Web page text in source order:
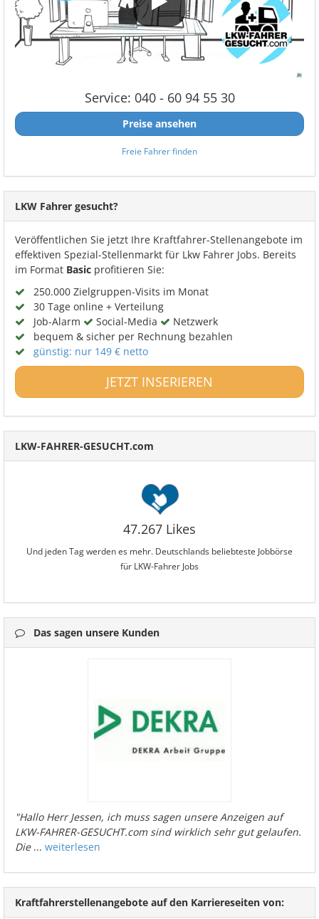
Service: 040 - 60 94 55 30
Preise ansehen
Freie Fahrer finden
LKW Fahrer gesucht?
Veröffentlichen Sie jetzt Ihre Kraftfahrer-Stellenangebote im
effektiven Spezial-Stellenmarkt für Lkw Fahrer Jobs. Bereits
im Format Basic profitieren Sie:
250.000 Zielgruppen-Visits im Monat
30 Tage online + Verteilung
Job-Alarm
Social-Media
Netzwerk
bequem & sicher per Rechnung bezahlen
günstig: nur 149 € netto
JETZT INSERIEREN
LKW-FAHRER-GESUCHT.com
47.267 Likes
Und jeden Tag werden es mehr. Deutschlands beliebteste Jobbörse
für LKW-Fahrer Jobs
Das sagen unsere Kunden
"Hallo Herr Jessen, ich muss sagen unsere Anzeigen auf
LKW-FAHRER-GESUCHT.com sind wirklich sehr gut gelaufen.
Die... weiterlesen
Kraftfahrerstellenangebote auf den Karriereseiten von: